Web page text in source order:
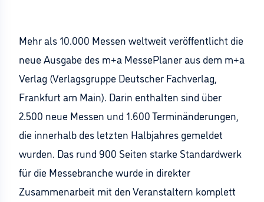
Mehr als 10.000 Messen weltweit veröffentlicht die
neue Ausgabe des m+a MessePlaner aus dem m+a
Verlag (Verlagsgruppe Deutscher Fachverlag,
Frankfurt am Main). Darin enthalten sind über
2.500 neue Messen und 1.600 Terminänderungen,
die innerhalb des letzten Halbjahres gemeldet
wurden. Das rund 900 Seiten starke Standardwerk
für die Messebranche wurde in direkter
Zusammenarbeit mit den Veranstaltern komplett